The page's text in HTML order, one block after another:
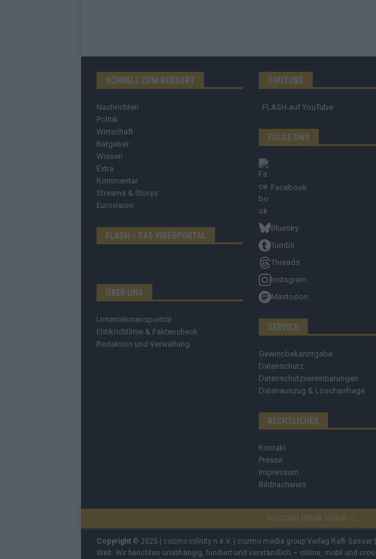
SCHNELL ZUM RESSORT
Nachrichten
Politik
Wirtschaft
Ratgeber
Wissen
Extra
Kommentar
Streams & Storys
Eurovision
FLASH – DAS VIDEOPORTAL
ÜBER UNS
Unternehmensporträt
Ehtikrichtlinie & Faktencheck
Redaktion und Verwaltung
YOUTUBE
FLASH auf YouTube
FOLGE UNS
Facebook
Bluesky
Tumblr
Threads
Instagram
Mastodon
SERVICE
Gewinnbekanntgabe
Datenschutz
Datenschutzvereinbarungen
Datenauszug & Löschanfrage
RECHTLICHES
Kontakt
Presse
Impressum
Bildnachweis
COZMO MEDIA GROUP
Copyright © 2025 | cozmo infinity n.e.V. | cozmo media group Verlag Raffi Gasser
Welt. Wir berichten unabhängig, fundiert und verständlich – online, mobil und